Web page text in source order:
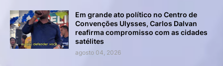
Em grande ato político no Centro de
Convenções Ulysses, Carlos Dalvan
reafirma compromisso com as cidades
satélites
agosto 04, 2026